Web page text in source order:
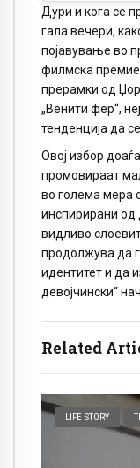
Related
LIFE STORY
Дури и кога се
гала вечери,
појавување во
филмска
прерамки од
„Венити фер“,
тенденција да
Овој избор
промовираат
во голема мера
инспирирани од
видливо
продолжува да
идентитет и да
девојчински“